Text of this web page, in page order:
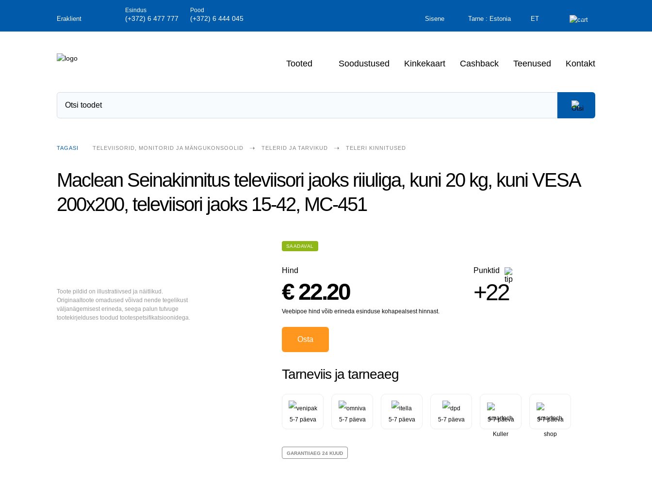
Eraklient
Esindus
(+372) 6 477 777
Pood
(+372) 6 444 045 Sisene Tarne : Estonia ET 0
Tooted Soodustused Kinkekaart Cashback Teenused Kontakt
TAGASI TELEVIISORID, MONITORID JA MÄNGUKONSOOLID TELERID JA TARVIKUD TELERI KINNITUSED
Maclean Seinakinnitus televiisori jaoks riiuliga, kuni 20 kg, kuni VESA
200x200, televiisori jaoks 15-42, MC-451
Toote pildid on illustratiivsed ja näitlikud.
Originaaltoote omadused võivad nende tegelikust
väljanägemisest erineda, seega palun tutvuge
tootekirjelduses toodud tootespetsifikatsioonidega.
SAADAVAL
Hind
€ 22.20
Veebipoe hind võib erineda esinduse kohapealsest hinnast.
Punktid
+22
Osta
Tarneviis ja tarneaeg
5-7 päeva 5-7 päeva 5-7 päeva 5-7 päeva 5-7 päeva 5-7 päeva
GARANTIIAEG 24 KUUD